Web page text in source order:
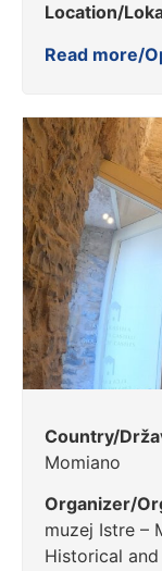
Location/
Read more/
Country/
Momiano
Organizer/
muzej Istre –
Historical